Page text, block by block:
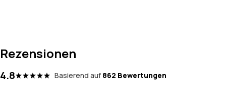
Rezensionen
4.8 Basierend auf 862 Bewertungen